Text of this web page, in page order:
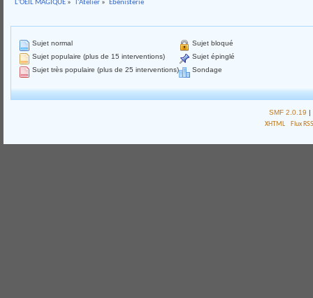
L'OEIL MAGIQUE » l'Atelier» Ebénisterie
Sujet normal
Sujet populaire (plus de 15 interventions)
Sujet très populaire (plus de 25 interventions)
Sujet bloqué
Sujet épinglé
Sondage
SMF 2.0.19 |
XHTML
Flux RSS